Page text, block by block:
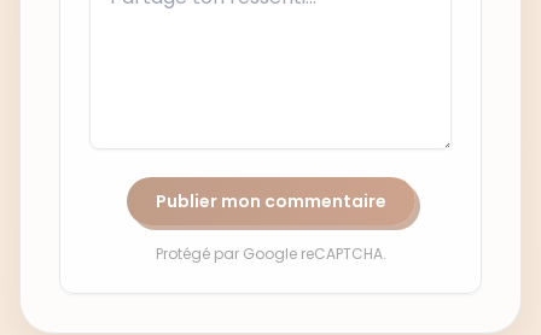
Publier mon commentaire
Protégé par Google reCAPTCHA.